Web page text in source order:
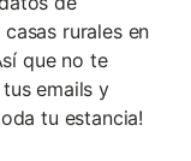
rurales en
que no te
emails y
tu estancia!